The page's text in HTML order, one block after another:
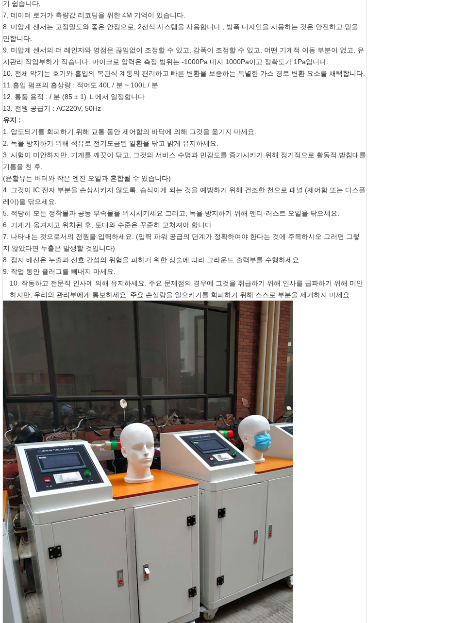
기 쉽습니다.
7, 데이터 로거가 측량값 리코딩을 위한 4M 기억이 있습니다.
8. 미압계 센서는 고정밀도와 좋은 안정으로, 2선식 시스템을 사용합니다 ; 방폭 디자인을 사용하는 것은 안전하고 믿을
만합니다.
9. 미압계 센서의 더 레인지와 영점은 끊임없이 조정할 수 있고, 감폭이 조정할 수 있고, 어떤 기계적 이동 부분이 없고, 유
지관리 작업부하가 작습니다. 마이크로 압력은 측정 범위는 -1000Pa 내지 1000Pa이고 정확도가 1Pa입니다.
10. 전체 악기는 호기와 흡입의 복관식 계통의 편리하고 빠른 변환을 보증하는 특별한 가스 경로 변환 요소를 채택합니다.
11.흡입 펌프의 흡상량 : 적어도 40L / 분 ~ 100L / 분
12. 통풍 용적 : / 분 (85 ± 1) Ｌ에서 일정합니다
13. 전원 공급기 : AC220V, 50Hz
유지 :
1. 압도되기를 회피하기 위해 교통 동안 제어함의 바닥에 의해 그것을 옮기지 마세요.
2. 녹을 방지하기 위해 석유로 전기도금된 일환을 닦고 밝게 유지하세요.
3. 시험이 미안하지만, 기계를 깨끗이 닦고, 그것의 서비스 수명과 민감도를 증가시키기 위해 정기적으로 활동적 받침대를
기름을 친 후.
(윤활유는 버터와 작은 엔진 오일과 혼합될 수 있습니다)
4. 그것이 IC 전자 부분을 손상시키지 않도록, 습식이게 되는 것을 예방하기 위해 건조한 천으로 패널 (제어함 또는 디스플
레이)을 닦으세요.
5. 적당히 모든 정착물과 공동 부속물을 위치시키세요 그리고, 녹을 방지하기 위해 앤티-러스트 오일을 닦으세요.
6. 기계가 옮겨지고 위치된 후, 토대와 수준은 꾸준히 고쳐져야 합니다.
7. 나타내는 것으로서의 전원을 입력하세요. (입력 파워 공급의 단계가 정확하여야 한다는 것에 주목하시오 그러면 그렇
지 않았다면 누출은 발생할 것입니다)
8. 접지 배선은 누출과 신호 간섭의 위험을 피하기 위한 상술에 따라 그라운드 출력부를 수행하세요.
9. 작업 동안 플러그를 빼내지 마세요.
10. 작동하고 전문직 인사에 의해 유지하세요. 주요 문제점의 경우에 그것을 취급하기 위해 인사를 급파하기 위해 미안
하지만, 우리의 관리부에게 통보하세요. 주요 손실량을 일으키기를 회피하기 위해 스스로 부분을 제거하지 마세요.